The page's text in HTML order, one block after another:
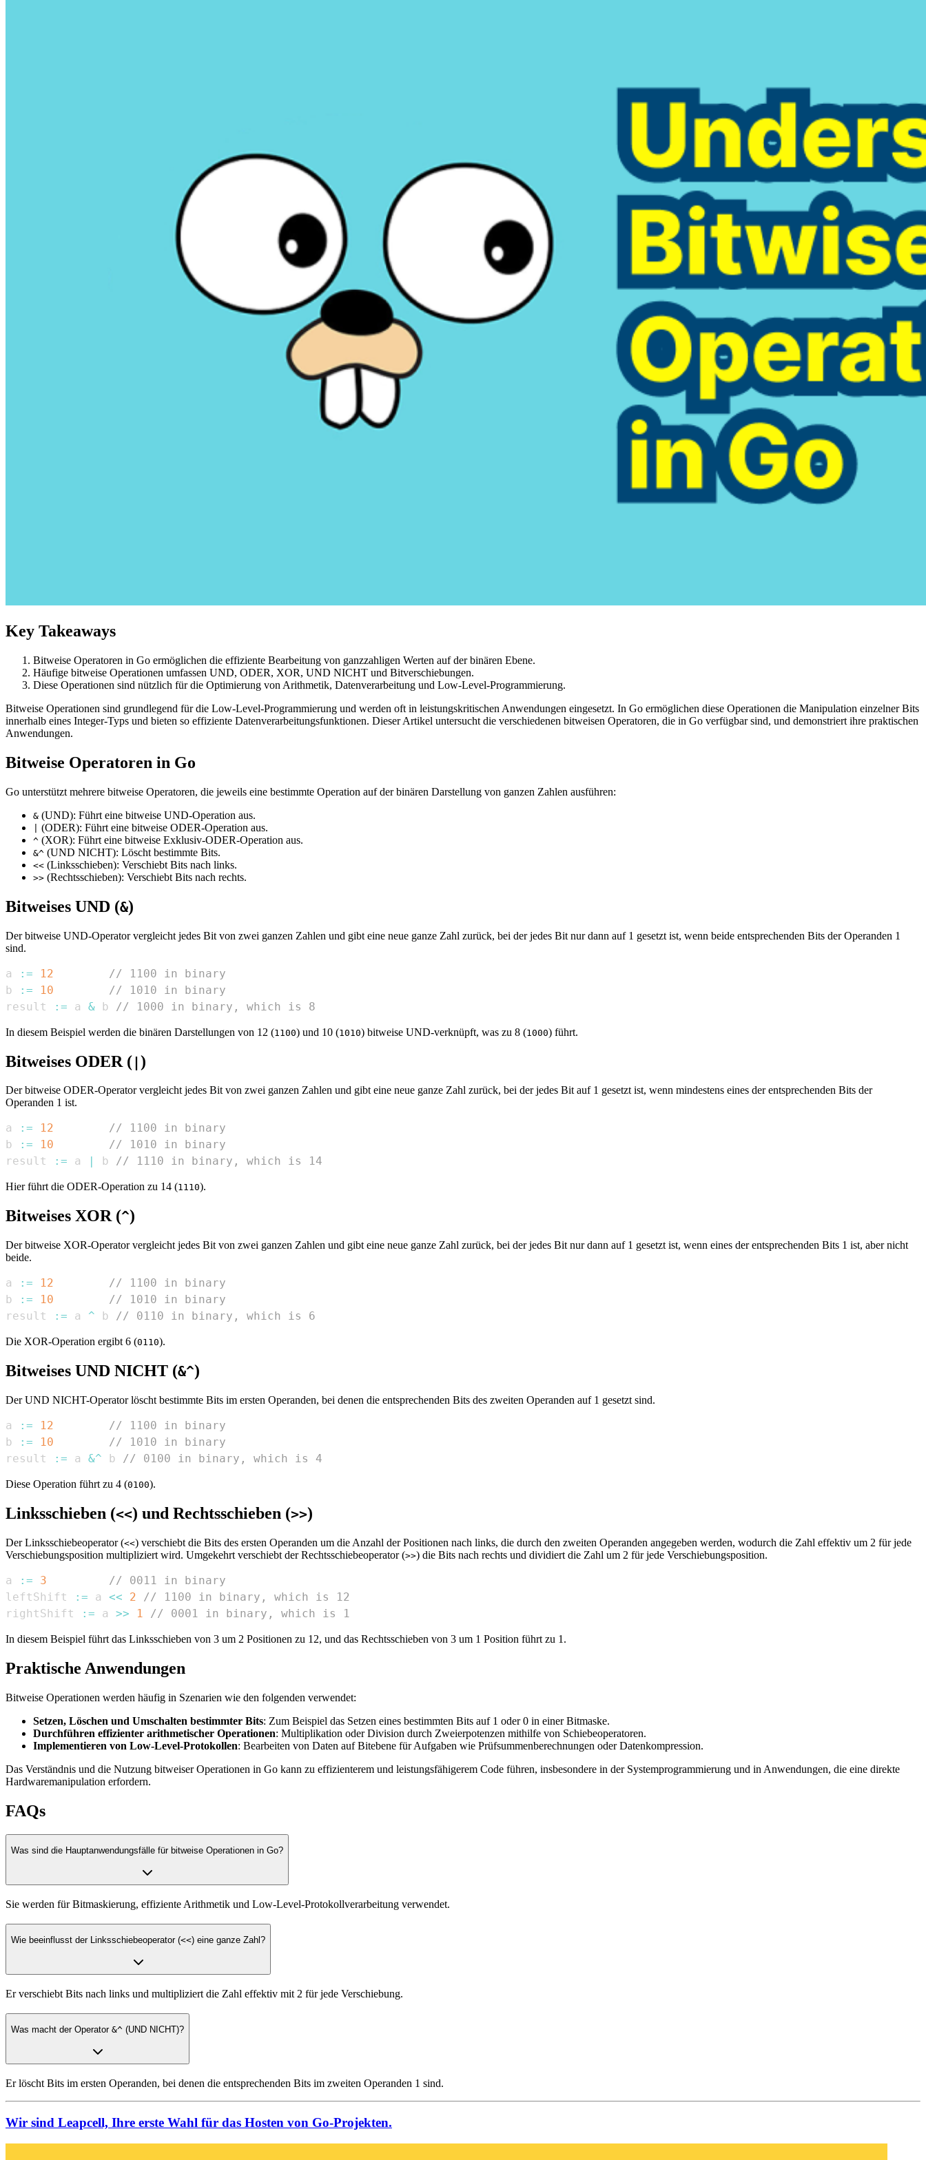
Key Takeaways
Bitweise Operatoren in Go ermöglichen die effiziente Bearbeitung von ganzzahligen Werten auf der binären Ebene.
Häufige bitweise Operationen umfassen UND, ODER, XOR, UND NICHT und Bitverschiebungen.
Diese Operationen sind nützlich für die Optimierung von Arithmetik, Datenverarbeitung und Low-Level-Programmierung.
Bitweise Operationen sind grundlegend für die Low-Level-Programmierung und werden oft in leistungskritischen Anwendungen eingesetzt. In Go ermöglichen diese Operationen die Manipulation einzelner Bits
innerhalb eines Integer-Typs und bieten so effiziente Datenverarbeitungsfunktionen. Dieser Artikel untersucht die verschiedenen bitweisen Operatoren, die in Go verfügbar sind, und demonstriert ihre praktischen
Anwendungen.
Bitweise Operatoren in Go
Go unterstützt mehrere bitweise Operatoren, die jeweils eine bestimmte Operation auf der binären Darstellung von ganzen Zahlen ausführen:
& (UND): Führt eine bitweise UND-Operation aus.
(ODER): Führt eine bitweise ODER-Operation aus.
^ (XOR): Führt eine bitweise Exklusiv-ODER-Operation aus.
&^ (UND NICHT): Löscht bestimmte Bits.
<< (Linksschieben): Verschiebt Bits nach links.
>> (Rechtsschieben): Verschiebt Bits nach rechts.
Bitweises UND (&)
Der bitweise UND-Operator vergleicht jedes Bit von zwei ganzen Zahlen und gibt eine neue ganze Zahl zurück, bei der jedes Bit nur dann auf 1 gesetzt ist, wenn beide entsprechenden Bits der Operanden 1
sind.
a := 12
// 1100 in binary
b
:= 10
// 1010 in binary
result
:= a & b // 1000 in binary, which is 8
In diesem Beispiel werden die binären Darstellungen von 12 (1100) und 10 (1010) bitweise UND-verknüpft, was zu 8 (1000) führt.
Bitweises ODER (|)
Der bitweise ODER-Operator vergleicht jedes Bit von zwei ganzen Zahlen und gibt eine neue ganze Zahl zurück, bei der jedes Bit auf 1 gesetzt ist, wenn mindestens eines der entsprechenden Bits der
Operanden 1 ist.
a := 12
// 1100 in binary
b
:= 10
// 1010 in binary
result
:= a b // 1110 in binary, which is 14
Hier führt die ODER-Operation zu 14 (1110).
Bitweises XOR (^)
Der bitweise XOR-Operator vergleicht jedes Bit von zwei ganzen Zahlen und gibt eine neue ganze Zahl zurück, bei der jedes Bit nur dann auf 1 gesetzt ist, wenn eines der entsprechenden Bits 1 ist, aber nicht
beide.
a := 12
// 1100 in binary
b
:= 10
// 1010 in binary
result
:= a ^ b // 0110 in binary, which is 6
Die XOR-Operation ergibt 6 (0110).
Bitweises UND NICHT (&^)
Der UND NICHT-Operator löscht bestimmte Bits im ersten Operanden, bei denen die entsprechenden Bits des zweiten Operanden auf 1 gesetzt sind.
a := 12
// 1100 in binary
b
:= 10
// 1010 in binary
result
:= a &^ b // 0100 in binary, which is 4
Diese Operation führt zu 4 (0100).
Linksschieben (<<) und Rechtsschieben (>>)
Der Linksschiebeoperator (<<) verschiebt die Bits des ersten Operanden um die Anzahl der Positionen nach links, die durch den zweiten Operanden angegeben werden, wodurch die Zahl effektiv um 2 für jede
Verschiebungsposition multipliziert wird. Umgekehrt verschiebt der Rechtsschiebeoperator (>>) die Bits nach rechts und dividiert die Zahl um 2 für jede Verschiebungsposition.
a := 3
// 0011 in binary
leftShift
:= a << 2
// 1100 in binary, which is 12
rightShift
:= a >> 1 // 0001 in binary, which is 1
In diesem Beispiel führt das Linksschieben von 3 um 2 Positionen zu 12, und das Rechtsschieben von 3 um 1 Position führt zu 1.
Praktische Anwendungen
Bitweise Operationen werden häufig in Szenarien wie den folgenden verwendet:
Setzen, Löschen und Umschalten bestimmter Bits: Zum Beispiel das Setzen eines bestimmten Bits auf 1 oder 0 in einer Bitmaske.
Durchführen effizienter arithmetischer Operationen: Multiplikation oder Division durch Zweierpotenzen mithilfe von Schiebeoperatoren.
Implementieren von Low-Level-Protokollen: Bearbeiten von Daten auf Bitebene für Aufgaben wie Prüfsummenberechnungen oder Datenkompression.
Das Verständnis und die Nutzung bitweiser Operationen in Go kann zu effizienterem und leistungsfähigerem Code führen, insbesondere in der Systemprogrammierung und in Anwendungen, die eine direkte
Hardwaremanipulation erfordern.
FAQs
Was sind die Hauptanwendungsfälle für bitweise Operationen in Go?
Sie werden für Bitmaskierung, effiziente Arithmetik und Low-Level-Protokollverarbeitung verwendet.
Wie beeinflusst der Linksschiebeoperator (<<) eine ganze Zahl?
Er verschiebt Bits nach links und multipliziert die Zahl effektiv mit 2 für jede Verschiebung.
Was macht der Operator &^ (UND NICHT)?
Er löscht Bits im ersten Operanden, bei denen die entsprechenden Bits im zweiten Operanden 1 sind.
Wir sind Leapcell, Ihre erste Wahl für das Hosten von Go-Projekten.